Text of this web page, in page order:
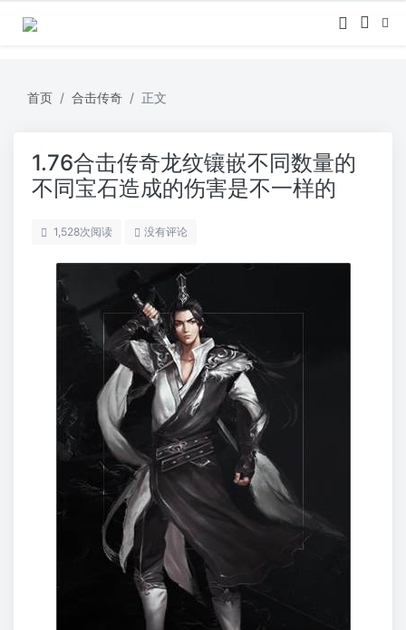
首页 合击传奇 正文
1.76合击传奇龙纹镶嵌不同数量的
不同宝石造成的伤害是不一样的
1,528次阅读 没有评论